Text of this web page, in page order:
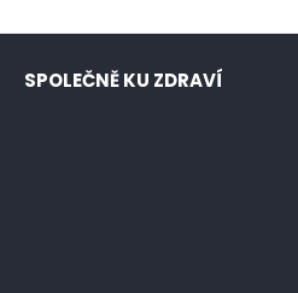
SPOLEČNĚ KU ZDRAVÍ